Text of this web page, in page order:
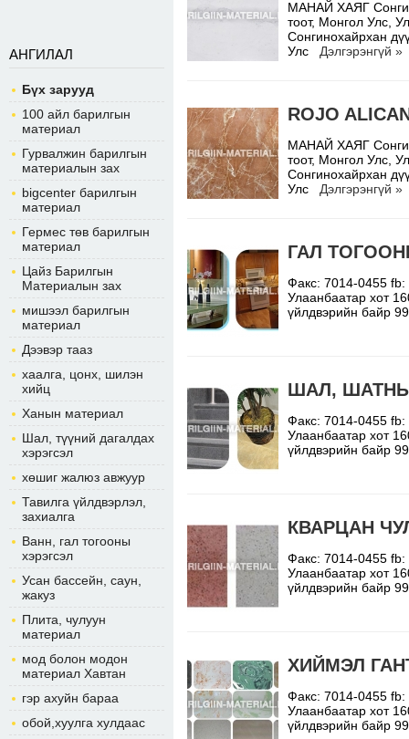
АНГИЛАЛ
Бүх зарууд
100 айл барилгын
материал
Гурвалжин барилгын
материалын зах
bigcenter барилгын
материал
Гермес төв барилгын
материал
Цайз Барилгын
Материалын зах
мишээл барилгын
материал
Дээвэр тааз
хаалга, цонх, шилэн
хийц
Ханын материал
Шал, түүний дагалдах
хэрэгсэл
хөшиг жалюз авжуур
Тавилга үйлдвэрлэл,
захиалга
Ванн, гал тогооны
хэрэгсэл
Усан бассейн, саун,
жакуз
Плита, чулуун
материал
мод болон модон
материал Хавтан
гэр ахуйн бараа
обой,хуулга хулдаас
МАНАЙ ХАЯГ
тоот, Монгол Улс,
Сонгинохайрхан
Улс Дэлгэрэнгүй »
ROJO
МАНАЙ ХАЯГ
тоот, Монгол Улс,
Сонгинохайрхан
Улс Дэлгэрэнгүй »
ГАЛ
Факс: 7014-0455
Улаанбаатар хот
үйлдвэрийн байр
ШАЛ,
Факс: 7014-0455
Улаанбаатар хот
үйлдвэрийн байр
КВАРЦАН
Факс: 7014-0455
Улаанбаатар хот
үйлдвэрийн байр
ХИЙМЭЛ
Факс: 7014-0455
Улаанбаатар хот
үйлдвэрийн байр